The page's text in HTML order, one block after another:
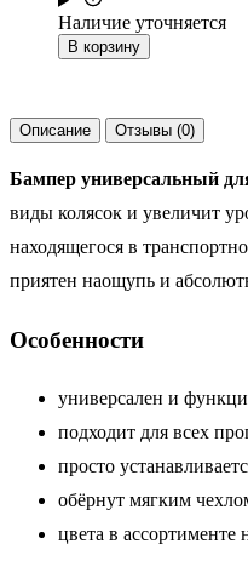
Наличие уточняется
В корзину
Описание Отзывы (0)
Бампер универсальный
виды колясок и увеличит
находящегося в
приятен наощупь и
Особенности
универсален и
подходит для всех
просто
обёрнут мягким
цвета в ассортименте